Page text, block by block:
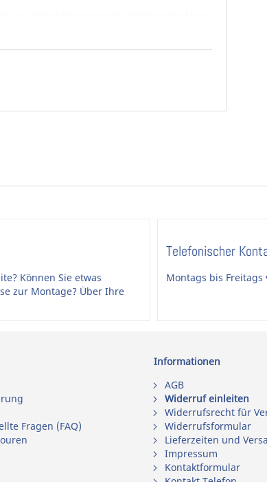
Können Sie etwas
zur Montage? Über Ihre
Telefonischer
Montags bis Freitags
Fragen (FAQ)
Informationen
AGB
Widerruf einleiten
Widerrufsrecht für
Widerrufsformular
Lieferzeiten und
Impressum
Kontaktformular